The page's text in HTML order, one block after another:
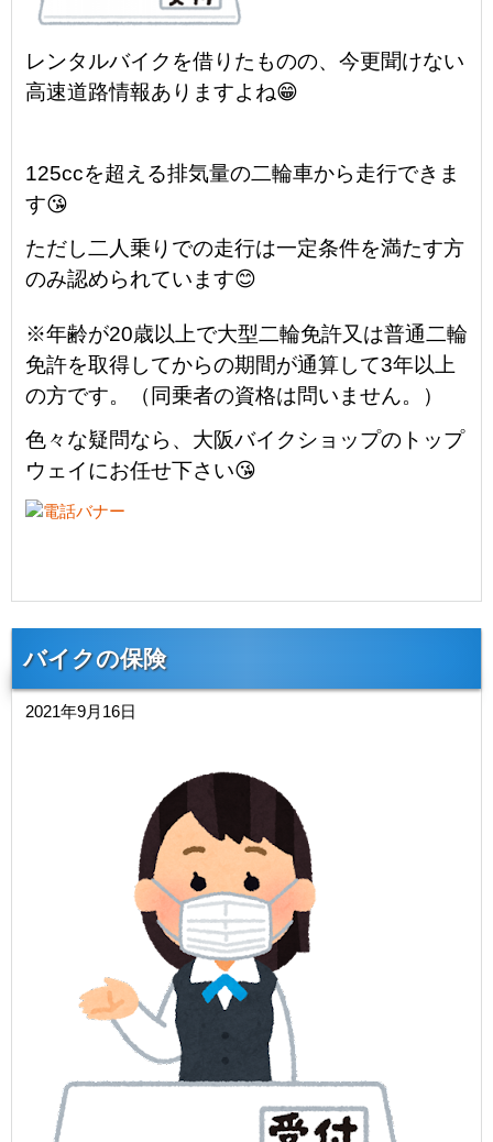
レンタルバイクを借りたものの、今更聞けない
高速道路情報ありますよね😁
125ccを超える排気量の二輪車から走行できま
す😘
ただし二人乗りでの走行は一定条件を満たす方
のみ認められています😊
※年齢が20歳以上で大型二輪免許又は普通二輪
免許を取得してからの期間が通算して3年以上
の方です。（同乗者の資格は問いません。）
色々な疑問なら、大阪バイクショップのトップ
ウェイにお任せ下さい😘
バイクの保険
2021年9月16日